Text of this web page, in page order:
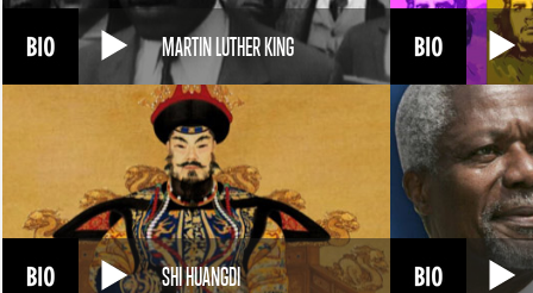
MARTIN LUTHER KING
SHI HUANGDI